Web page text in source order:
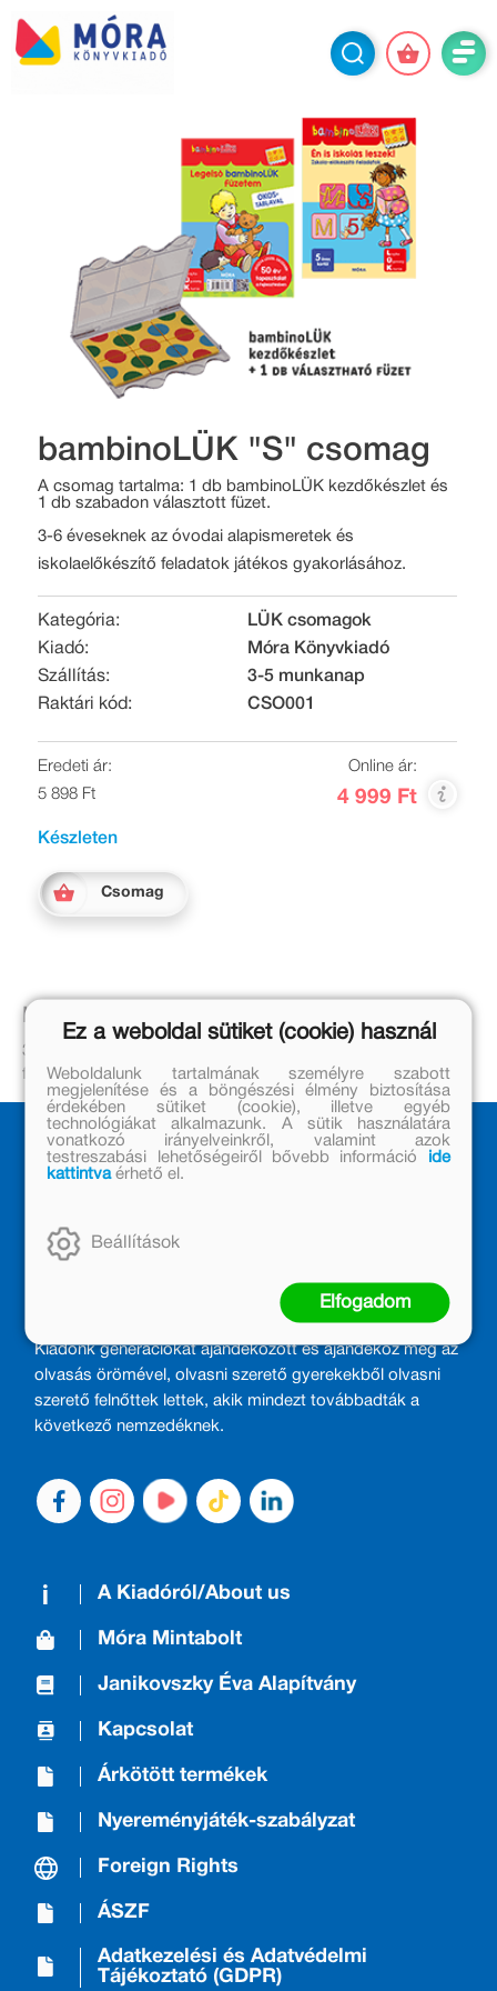
bambinoLÜK "S" csomag
A csomag tartalma: 1 db bambinoLÜK kezdőkészlet és
1 db szabadon választott füzet.
3-6 éveseknek az óvodai alapismeretek és
iskolaelőkészítő feladatok játékos gyakorlásához.
Kategória:
LÜK csomagok
Kiadó:
Móra Könyvkiadó
Szállítás:
3-5 munkanap
Raktári kód:
CSO001
Eredeti ár:
5 898 Ft
Online ár:
4 999 Ft
Készleten
Csomag
Leírás
3-6 éveseknek az óvodai alapismeretek és iskolaelőkészítő
feladatok játékos gyakorlásához.
MÓRA KÖNYVKIADÓ – 1950 ÓTA
Kiadónk generációkat ajándékozott és ajándékoz meg az
olvasás örömével, olvasni szerető gyerekekből olvasni
szerető felnőttek lettek, akik mindezt továbbadták a
következő nemzedéknek.
A Kiadóról/About us
Móra Mintabolt
Janikovszky Éva Alapítvány
Kapcsolat
Árkötött termékek
Nyereményjáték-szabályzat
Foreign Rights
ÁSZF
Adatkezelési és Adatvédelmi
Tájékoztató (GDPR)
Ez a weboldal sütiket (cookie) használ
Weboldalunk tartalmának személyre szabott
megjelenítése és a böngészési élmény biztosítása
érdekében sütiket (cookie), illetve egyéb
technológiákat alkalmazunk. A sütik használatára
vonatkozó irányelveinkről, valamint azok
testreszabási lehetőségeiről bővebb információ
ide
kattintvaérhető el.
Beállítások
Elfogadom